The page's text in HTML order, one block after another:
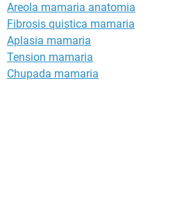
Areola mamaria anatomia
Fibrosis quistica mamaria
Aplasia mamaria
Tension mamaria
Chupada mamaria